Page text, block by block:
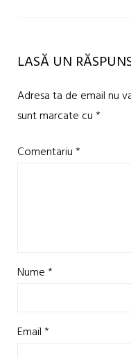
LASĂ UN
Adresa ta de email nu
sunt marcate cu*
Comentariu*
Nume*
Email*